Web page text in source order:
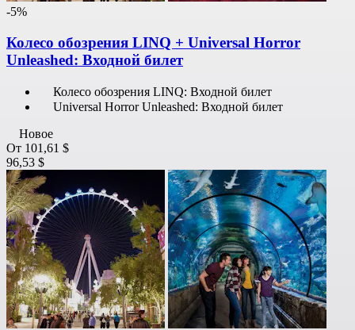
-5%
Колесо обозрения LINQ + Universal Horror
Unleashed: Входной билет
Колесо обозрения LINQ: Входной билет
Universal Horror Unleashed: Входной билет
Новое
От 101,61 $
96,53 $